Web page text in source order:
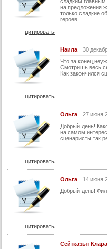
сладким главным
на предложения
только сладкие
героев....
цитировать
Наила
30
Что за
Смотришь весь
Как закончился
цитировать
Ольга
27 июня
Добрый день!
на самом
сценаристы так
цитировать
Ольга
14 июня
Добрый день!
цитировать
Сейтказыт Клара